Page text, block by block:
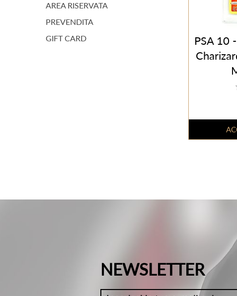
AREA RISERVATA
PREVENDITA
GIFT CARD
PSA 10
NEWSLETTER